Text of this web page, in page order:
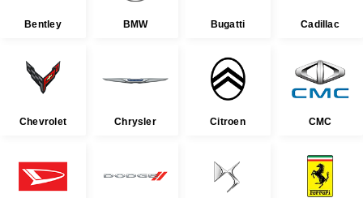
Bentley BMW Bugatti Cadillac
Chevrolet Chrysler Citroen CMC